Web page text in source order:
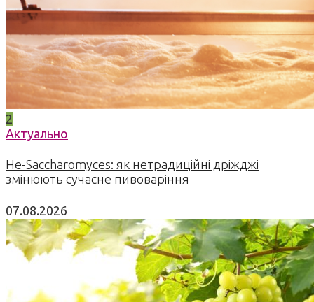
2
Актуально
Не-Saccharomyces: як нетрадиційні дріжджі
змінюють сучасне пивоваріння
07.08.2026